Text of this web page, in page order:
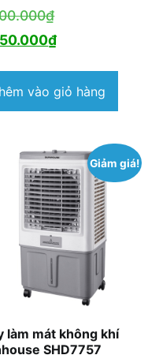
₫Giá
gốc
6.900.000₫.
₫Giá
tại
là:
vào giỏ hàng
Giảm giá!
làm mát không khí
SHD7757